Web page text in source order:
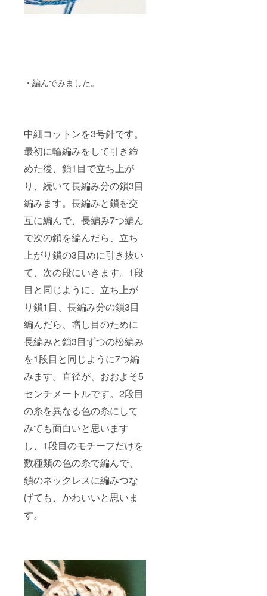
・編んでみました。
中細コットンを3号針です。
最初に輪編みをして引き締
めた後、鎖1目で立ち上が
り、続いて長編み分の鎖3目
編みます。長編みと鎖を交
互に編んで、長編み7つ編ん
で次の鎖を編んだら、立ち
上がり鎖の3目めに引き抜い
て、次の段にいきます。1段
目と同じように、立ち上が
り鎖1目、長編み分の鎖3目
編んだら、増し目のために
長編みと鎖3目ずつの松編み
を1段目と同じように7つ編
みます。直径が、おおよそ5
センチメートルです。2段目
の糸を異なる色の糸にして
みても面白いと思います
し、1段目のモチーフだけを
数種類の色の糸で編んで、
鎖のネックレスに編みつな
げても、かわいいと思いま
す。